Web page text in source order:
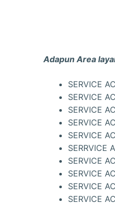
Adapun Area
SERVICE
SERVICE
SERVICE
SERVICE
SERVICE
SERRVICE
SERVICE
SERVICE
SERVICE
SERVICE